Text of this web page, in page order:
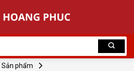
Sản phẩm